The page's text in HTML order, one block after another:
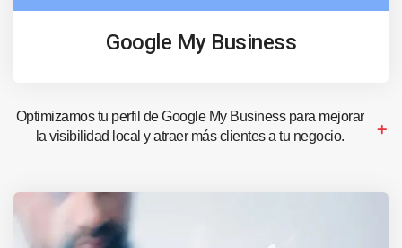
Google My Business
Optimizamos tu perfil de Google My Business para mejorar
la visibilidad local y atraer más clientes a tu negocio.